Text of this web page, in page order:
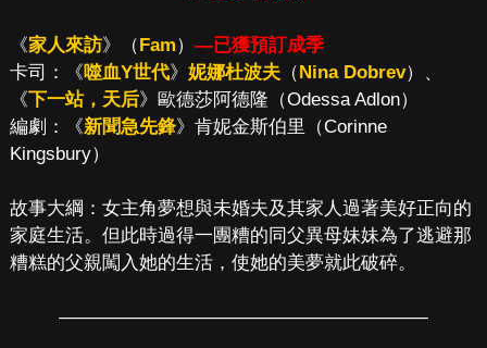
《家人來訪》（Fam） —已獲預訂成季
卡司：《噬血Y世代》 妮娜杜波夫（Nina Dobrev）、
《下一站，天后》歐德莎阿德隆（Odessa Adlon）
編劇：《新聞急先鋒》肯妮金斯伯里（Corinne
Kingsbury）
故事大綱：女主角夢想與未婚夫及其家人過著美好正向的
家庭生活。但此時過得一團糟的同父異母妹妹為了逃避那
糟糕的父親闖入她的生活，使她的美夢就此破碎。
————————————————————